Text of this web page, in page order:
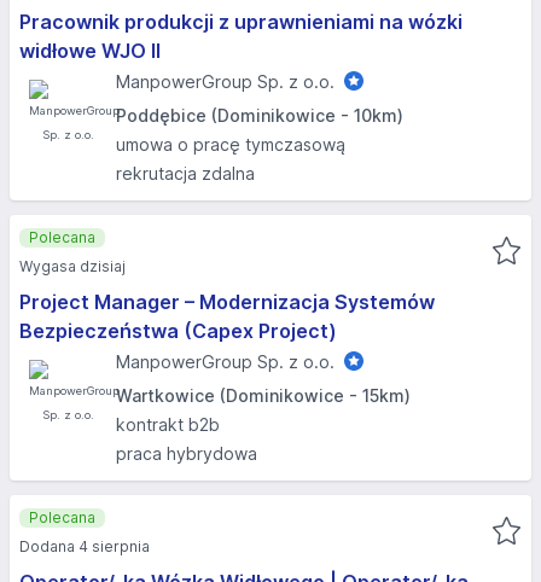
Pracownik produkcji z uprawnieniami na wózki
widłowe WJO II
ManpowerGroup Sp. z o.o.
Poddębice (Dominikowice - 10km)
umowa o pracę tymczasową
rekrutacja zdalna
Project Manager – Modernizacja Systemów
Bezpieczeństwa (Capex Project)
ManpowerGroup Sp. z o.o.
Wartkowice (Dominikowice - 15km)
kontrakt b2b
praca hybrydowa
Polecana
Wygasa dzisiaj
Polecana
Dodana 4 sierpnia